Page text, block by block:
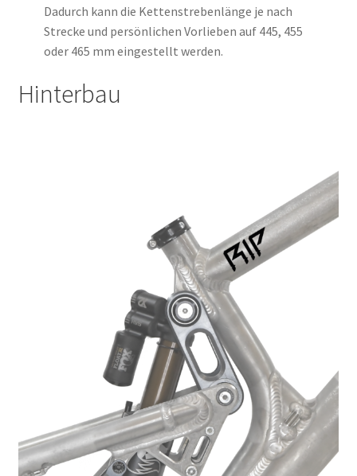
Dadurch kann die Kettenstrebenlänge je nach
Strecke und persönlichen Vorlieben auf 445, 455
oder 465 mm eingestellt werden.
Hinterbau